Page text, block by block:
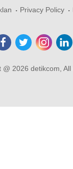
Privacy Policy
@ 2026 detikcom,